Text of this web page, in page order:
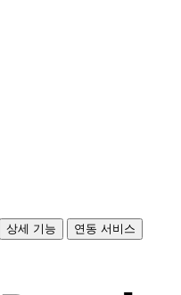
상세 기능
연동 서비스